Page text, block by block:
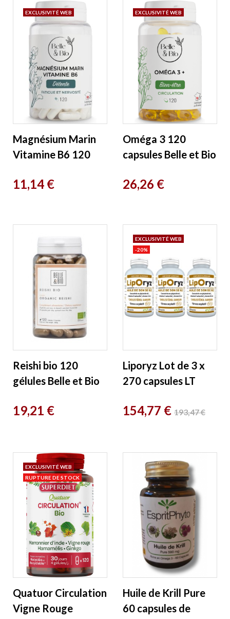
Magnésium Marin
Vitamine B6 120
Prix
11,14 €
EXCLUSIVITÉ WEB
Oméga 3 120
capsules Belle et Bio
Prix
26,26 €
EXCLUSIVITÉ WEB
Reishi bio 120
gélules Belle et Bio
Prix
19,21 €
Liporyz Lot de 3 x
270 capsules LT
Prix
154,77 €Prix
193,47 €
EXCLUSIVITÉ WEB
-20%
Quatuor Circulation
Vigne Rouge
EXCLUSIVITÉ WEB
RUPTURE DE STOCK
Huile de Krill Pure
60 capsules de